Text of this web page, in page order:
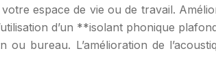
espace de vie ou de travail.
d’un **isolant phonique
bureau. L’amélioration de